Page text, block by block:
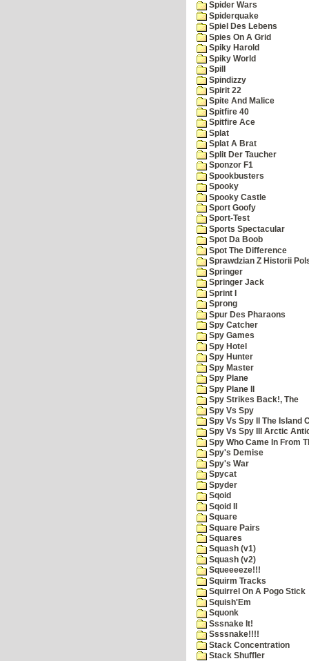
Spider Wars
Spiderquake
Spiel Des Lebens
Spies On A Grid
Spiky Harold
Spiky World
Spill
Spindizzy
Spirit 22
Spite And Malice
Spitfire 40
Spitfire Ace
Splat
Splat A Brat
Split Der Taucher
Sponzor F1
Spookbusters
Spooky
Spooky Castle
Sport Goofy
Sport-Test
Sports Spectacular
Spot Da Boob
Spot The Difference
Sprawdzian Z Historii
Springer
Springer Jack
Sprint I
Sprong
Spur Des Pharaons
Spy Catcher
Spy Games
Spy Hotel
Spy Hunter
Spy Master
Spy Plane
Spy Plane II
Spy Strikes Back!, The
Spy Vs Spy
Spy Vs Spy II The Island
Spy Vs Spy III Arctic
Spy Who Came In From
Spy's Demise
Spy's War
Spycat
Spyder
Sqoid
Sqoid II
Square
Square Pairs
Squares
Squash (v1)
Squash (v2)
Squeeeeze!!!
Squirm Tracks
Squirrel On A Pogo Stick
Squish'Em
Squonk
Sssnake It!
Ssssnake!!!!
Stack Concentration
Stack Shuffler